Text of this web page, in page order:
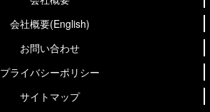
会社概要(English)
お問い合わせ
プライバシーポリシー
サイトマップ